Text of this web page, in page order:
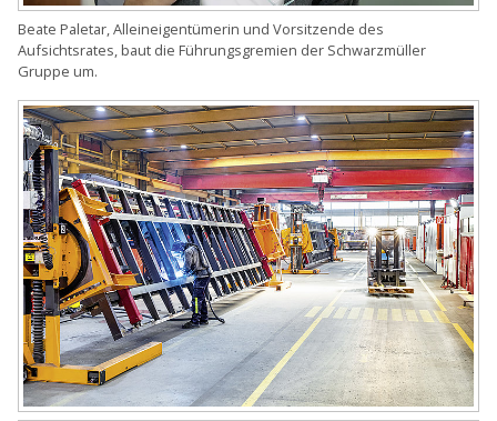
Beate Paletar, Alleineigentümerin und Vorsitzende des
Aufsichtsrates, baut die Führungsgremien der Schwarzmüller
Gruppe um.